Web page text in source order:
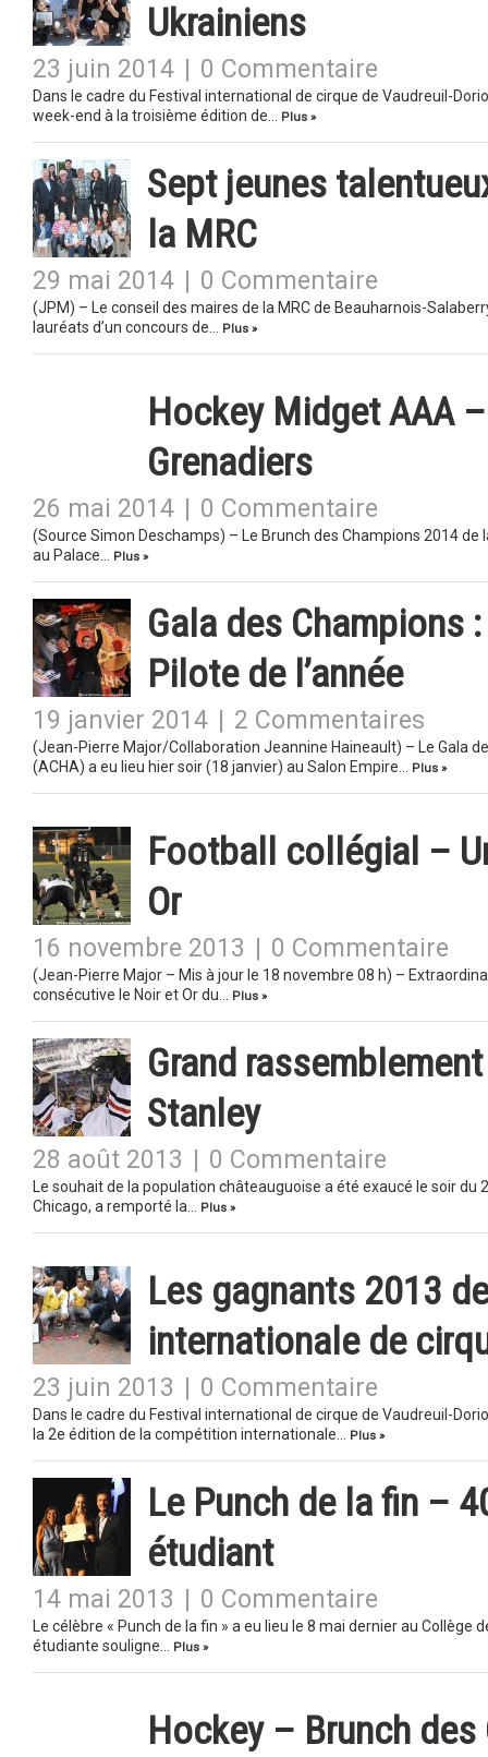
Ukrainiens
23 juin 2014 0 Commentaire
Dans le cadre du Festival international de cirque de Vaudreuil-
week-end à la troisième édition de…
Plus »
Sept jeunes
la MRC
29 mai 2014 0 Commentaire
(JPM) – Le conseil des maires de la MRC de Beauharnois-
lauréats d’un concours de…
Plus »
Hockey Midget AAA
Grenadiers
26 mai 2014 0 Commentaire
(Source Simon Deschamps) – Le Brunch des Champions 2014
au Palace…
Plus »
Gala des Champions
Pilote de l’année
19 janvier 2014 2 Commentaires
(Jean-Pierre Major/Collaboration Jeannine Haineault) – Le Gala
(ACHA) a eu lieu hier soir (18 janvier) au Salon Empire…
Plus »
Football collégial –
Or
16 novembre 2013 0 Commentaire
(Jean-Pierre Major – Mis à jour le 18 novembre 08 h) –
consécutive le Noir et Or du…
Plus »
Grand
Stanley
28 août 2013 0 Commentaire
Le souhait de la population châteauguoise a été exaucé le soir
Chicago, a remporté la…
Plus »
Les gagnants 2013
internationale de
23 juin 2013 0 Commentaire
Dans le cadre du Festival international de cirque de Vaudreuil-
la 2e édition de la compétition internationale…
Plus »
Le Punch de la fin –
étudiant
14 mai 2013 0 Commentaire
Le célèbre « Punch de la fin » a eu lieu le 8 mai dernier au
étudiante souligne…
Plus »
Hockey – Brunch